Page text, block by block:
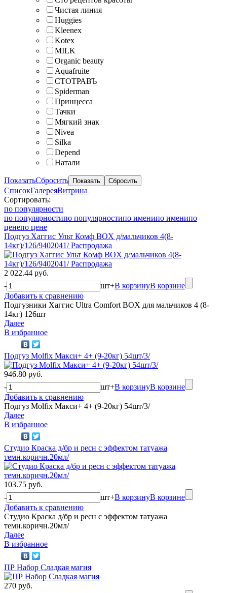
Чистая линия
Huggies
Kleenex
Kotex
MILK
Organic beauty
Aquafruite
СТОТРАВЪ
Spiderman
Принцесса
Тачки
Мягкий знак
Nivea
Silka
Depend
Натали
ПоказатьСбросить
СписокГалереяВитрина
Сортировать:
по популярности
по популярностипо популярностипо именипо именипо
ценепо цене
Подгуз Хаггис Ульт Комф BOX д/мальчиков 4(8-
14кг)/126/9402041/ Распродажа
2 022.44 руб.
-
шт+В корзинуВ корзине
Добавить к сравнению
Подгузники Хаггис Ultra Comfort BOX для мальчиков 4 (8-
14кг) 126шт
Далее
В избранное
Подгуз Molfix Макси+ 4+ (9-20кг) 54шт/3/
946.80 руб.
-
шт+В корзинуВ корзине
Добавить к сравнению
Подгуз Molfix Макси+ 4+ (9-20кг) 54шт/3/
Далее
В избранное
Студио Краска д/бр и ресн с эффектом татуажа
темн.коричн.20мл/
103.75 руб.
-
шт+В корзинуВ корзине
Добавить к сравнению
Студио Краска д/бр и ресн с эффектом татуажа
темн.коричн.20мл/
Далее
В избранное
ПР Набор Сладкая магия
270 руб.